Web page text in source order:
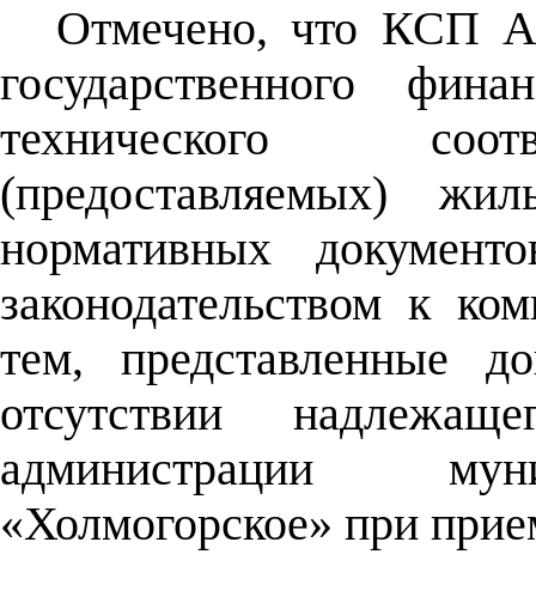
Отмечено, что КСП
государственного
технического
(предоставляемых)
нормативных
законодательством к
тем, представленные
отсутствии
администрации
«Холмогорское» при